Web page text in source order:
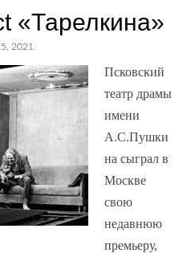
«Тарелкина»
2021
Псковский
театр драмы
имени
А.С.Пушки
на сыграл в
Москве
свою
недавнюю
премьеру,